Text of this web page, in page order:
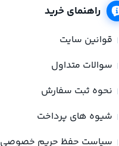
راهنمای خرید
قوانین سایت
سوالات متداول
نحوه ثبت سفارش
شیوه های پرداخت
سیاست حفظ حریم خصوصی